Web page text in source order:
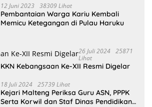
12 Juni 2023 38309 Lihat
Pembantaian Warga Kariu Kembali
Memicu Ketegangan di Pulau Haruku
26 Juli 2024 25871
Lihat
KKN Kebangsaan Ke-XII Resmi Digelar
18 Juli 2024 25739 Lihat
Kejari Malteng Periksa Guru ASN, PPPK
Serta Korwil dan Staf Dinas Pendidikan